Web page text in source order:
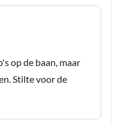
op de baan, maar
Stilte voor de